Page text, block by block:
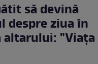
să devină
despre ziua în
altarului: "Viața